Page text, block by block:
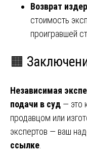
Возврат
стоимость
проигравшей
🟧
Независимая
подачи в суд — это
продавцом или
экспертов — ваш
ссылке